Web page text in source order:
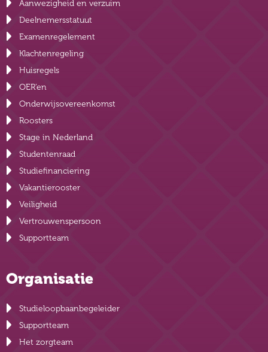
Aanwezigheid en verzuim
Deelnemersstatuut
Examenregelement
Klachtenregeling
Huisregels
OER’en
Onderwijsovereenkomst
Roosters
Stage in Nederland
Studentenraad
Studiefinanciering
Vakantierooster
Veiligheid
Vertrouwenspersoon
Supportteam
Organisatie
Studieloopbaanbegeleider
Supportteam
Het zorgteam